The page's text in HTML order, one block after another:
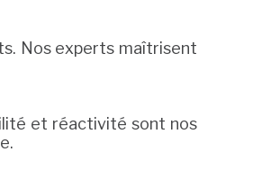
Nos experts maîtrisent
et réactivité sont nos